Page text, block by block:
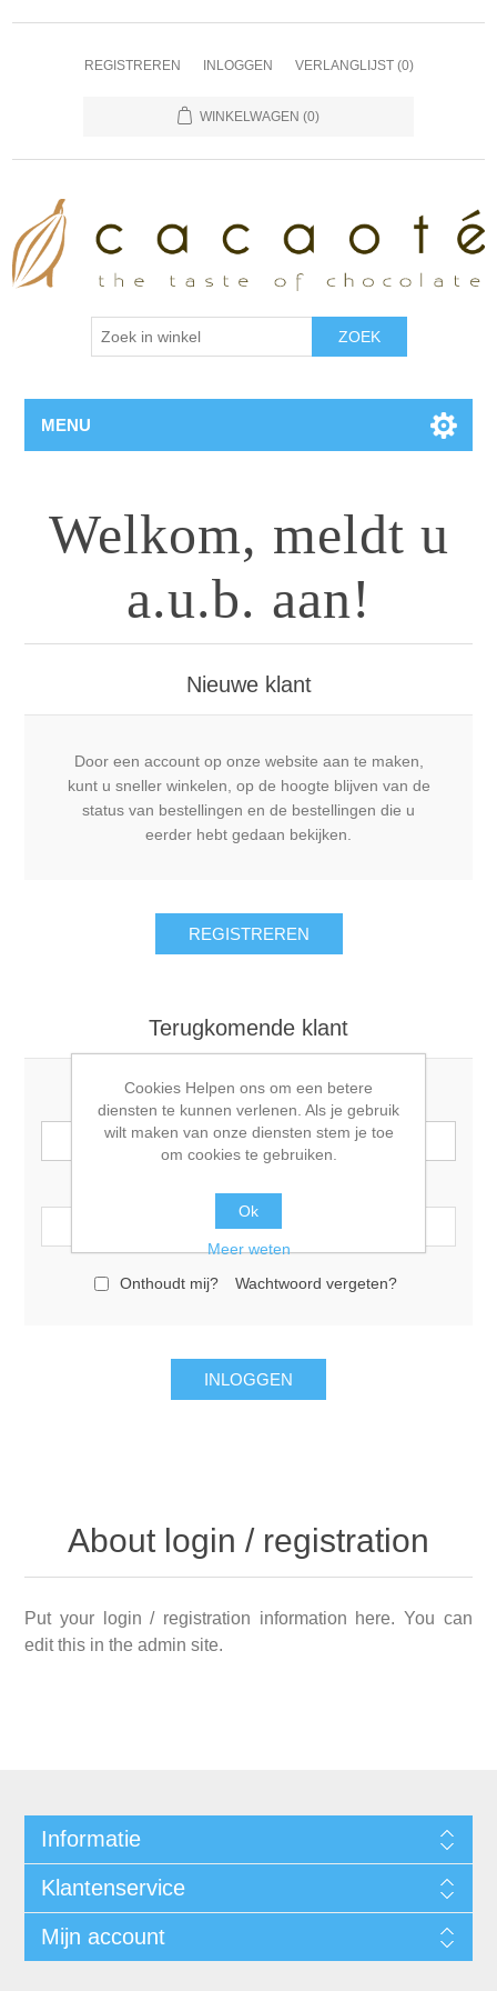
REGISTREREN INLOGGEN VERLANGLIJST (0)
WINKELWAGEN (0)
MENU
Welkom, meldt u
a.u.b. aan!
Nieuwe klant
Door een account op onze website aan te maken,
kunt u sneller winkelen, op de hoogte blijven van de
status van bestellingen en de bestellingen die u
eerder hebt gedaan bekijken.
Terugkomende klant
E-mail:
Onthoudt mij? Wachtwoord vergeten?
About login / registration
Put your login / registration information here. You can
edit this in the admin site.
Informatie
Klantenservice
Mijn account
Cookies Helpen ons om een betere
diensten te kunnen verlenen. Als je gebruik
wilt maken van onze diensten stem je toe
om cookies te gebruiken.
Ok
Meer weten